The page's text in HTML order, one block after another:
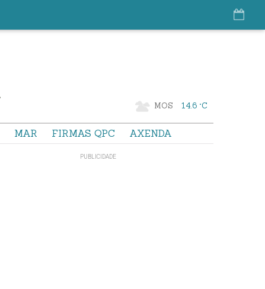
MOS 14.6 °C
MAR FIRMAS QPC AXENDA